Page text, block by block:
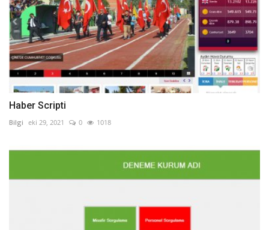
Haber Scripti
Bilgi eki 29, 2021 0 1018